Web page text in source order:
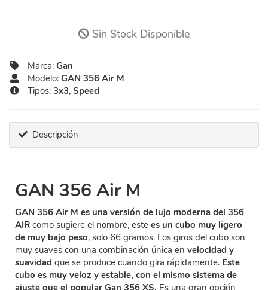
Sin Stock Disponible
Marca: Gan
Modelo: GAN 356 Air M
Tipos: 3x3, Speed
Descripción
GAN 356 Air M
GAN 356 Air M es una versión de lujo moderna del 356
AIR como sugiere el nombre, este es un cubo muy ligero
de muy bajo peso, solo 66 gramos. Los giros del cubo son
muy suaves con una combinación única en velocidad y
suavidad que se produce cuando gira rápidamente. Este
cubo es muy veloz y estable, con el mismo sistema de
ajuste que el popular Gan 356 XS. Es una gran opción